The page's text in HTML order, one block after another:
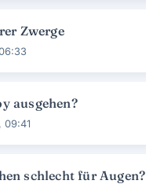
Zwerge
ausgehen?
09:41
schlecht für Augen?